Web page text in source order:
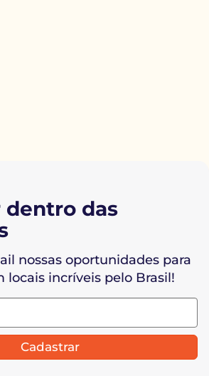
dentro das
nossas oportunidades para
locais incríveis pelo Brasil!
Cadastrar